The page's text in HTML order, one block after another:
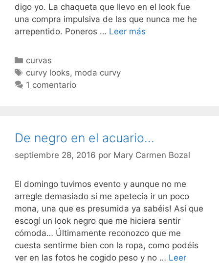
digo yo. La chaqueta que llevo en el look fue
una compra impulsiva de las que nunca me he
arrepentido. Poneros … Leer más
Categorías
curvas
Etiquetas
curvy looks, moda curvy
1 comentario
De negro en el acuario…
septiembre 28, 2016 por Mary Carmen Bozal
El domingo tuvimos evento y aunque no me
arregle demasiado si me apetecía ir un poco
mona, una que es presumida ya sabéis! Así que
escogí un look negro que me hiciera sentir
cómoda… Últimamente reconozco que me
cuesta sentirme bien con la ropa, como podéis
ver en las fotos he cogido peso y no … Leer